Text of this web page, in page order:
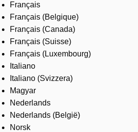
Français
Français (Belgique)
Français (Canada)
Français (Suisse)
Français (Luxembourg)
Italiano
Italiano (Svizzera)
Magyar
Nederlands
Nederlands (België)
Norsk